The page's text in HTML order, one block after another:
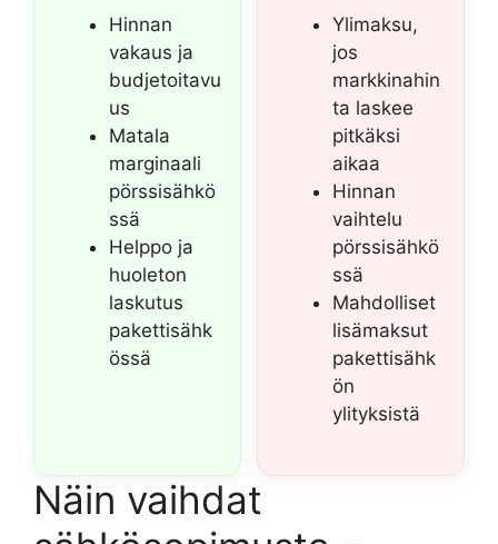
Hinnan
vakaus ja
budjetoitavu
us
Matala
marginaali
pörssisähkö
ssä
Helppo ja
huoleton
laskutus
pakettisähk
össä
Ylimaksu,
jos
markkinahin
ta laskee
pitkäksi
aikaa
Hinnan
vaihtelu
pörssisähkö
ssä
Mahdolliset
lisämaksut
pakettisähk
ön
ylityksistä
Näin vaihdat